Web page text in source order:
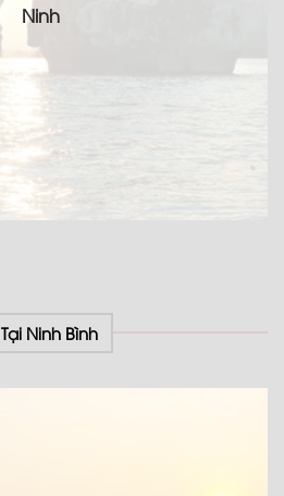
Ninh
Tại Ninh Bình